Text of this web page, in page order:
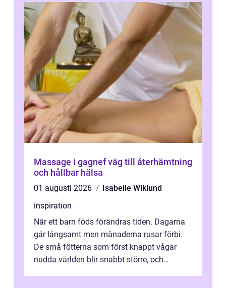
Massage i gagnef väg till återhämtning
och hållbar hälsa
01 augusti 2026
Isabelle Wiklund
inspiration
När ett barn föds förändras tiden. Dagarna
går långsamt men månaderna rusar förbi.
De små fötterna som först knappt vågar
nudda världen blir snabbt större, och